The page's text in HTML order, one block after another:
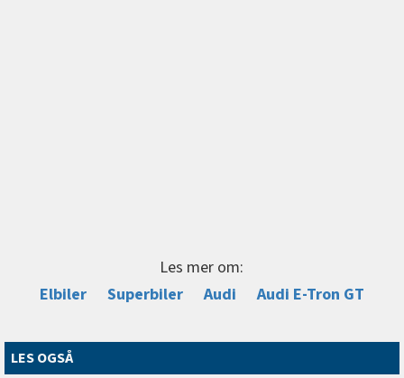
Les mer om:
Elbiler
Superbiler Audi Audi E-Tron GT
LES OGSÅ